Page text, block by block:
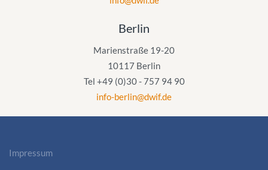
Berlin
Marienstraße 19-20
10117 Berlin
Tel +49 (0)30 - 757 94 90
info-berlin@dwif.de
Impressum